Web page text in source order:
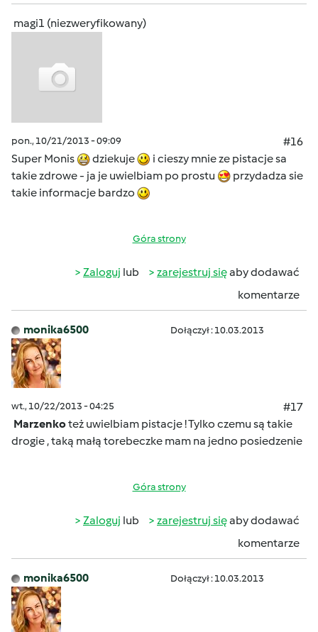
magi1 (niezweryfikowany)
pon., 10/21/2013 - 09:09
#16
Super Monis
dziekuje
i cieszy mnie ze pistacje sa
takie zdrowe - ja je uwielbiam po prostu
przydadza sie
takie informacje bardzo
Góra strony
Zaloguj lub zarejestruj sięaby dodawać
komentarze
monika6500 Dołączył : 10.03.2013
wt., 10/22/2013 - 04:25
#17
Marzenkoteż uwielbiam pistacje ! Tylko czemu są takie
drogie , taką małą torebeczke mam na jedno posiedzenie
Góra strony
Zaloguj lub zarejestruj sięaby dodawać
komentarze
monika6500 Dołączył : 10.03.2013